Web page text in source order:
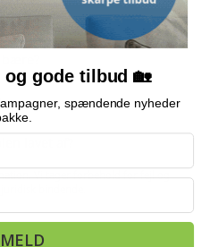
Vi tager forbehold for fejl og
bindende.
gode tilbud 🏡
spændende nyheder